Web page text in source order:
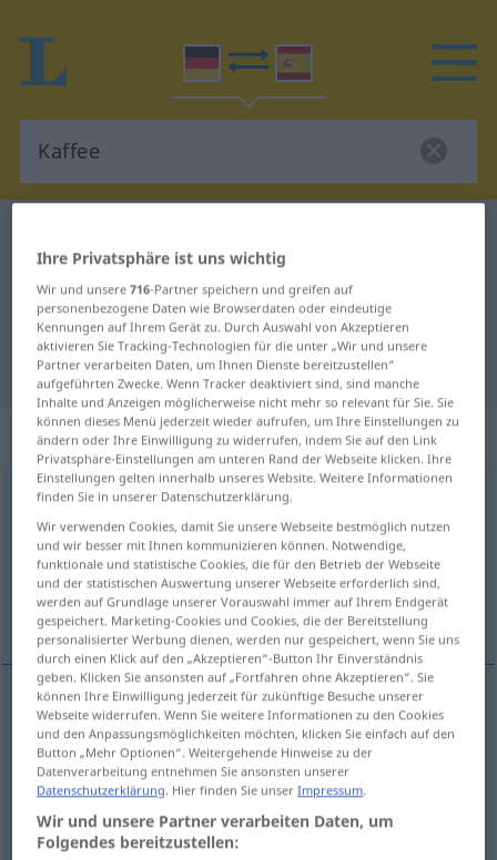
Deutsch-Spanisch Übersetzung für
"Kaffee"
"Kaffee" Spanisch Übersetzung
„Kaffee“: Maskulinum
Kaffee [ˈkafe] [kaˈfeː]m <Kaffees;Kaffees
Übersicht aller Übersetzungen
(Für mehr Details die Übersetzung anklicken/antippen)
café Weitere Beispiele...
cafém Kaffee
Beispiele
das ist kalter Kaffee
Ihre Privatsphäre ist uns wichtig
Wir und unsere716-Partner speichern und greifen auf
personenbezogene Daten wie Browserdaten oder eindeutige
Kennungen auf Ihrem Gerät zu. Durch Auswahl von Akzeptieren
aktivieren Sie Tracking-Technologien für die unter „Wir und unsere
Partner verarbeiten Daten, um Ihnen Dienste bereitzustellen“
aufgeführten Zwecke. Wenn Tracker deaktiviert sind, sind manche
Inhalte und Anzeigen möglicherweise nicht mehr so relevant für Sie. Sie
können dieses Menü jederzeit wieder aufrufen, um Ihre Einstellungen zu
ändern oder Ihre Einwilligung zu widerrufen, indem Sie auf den Link
Privatsphäre-Einstellungen am unteren Rand der Webseite klicken. Ihre
Einstellungen gelten innerhalb unseres Website. Weitere Informationen
finden Sie in unserer Datenschutzerklärung.
Wir verwenden Cookies, damit Sie unsere Webseite bestmöglich nutzen
und wir besser mit Ihnen kommunizieren können. Notwendige,
funktionale und statistische Cookies, die für den Betrieb der Webseite
und der statistischen Auswertung unserer Webseite erforderlich sind,
werden auf Grundlage unserer Vorauswahl immer auf Ihrem Endgerät
gespeichert. Marketing-Cookies und Cookies, die der Bereitstellung
personalisierter Werbung dienen, werden nur gespeichert, wenn Sie uns
durch einen Klick auf den „Akzeptieren“-Button Ihr Einverständnis
geben. Klicken Sie ansonsten auf „Fortfahren ohne Akzeptieren“. Sie
können Ihre Einwilligung jederzeit für zukünftige Besuche unserer
Webseite widerrufen. Wenn Sie weitere Informationen zu den Cookies
und den Anpassungsmöglichkeiten möchten, klicken Sie einfach auf den
Button „Mehr Optionen“. Weitergehende Hinweise zu der
Datenverarbeitung entnehmen Sie ansonsten unserer
Datenschutzerklärung. Hier finden Sie unserImpressum.
Wir und unsere Partner verarbeiten Daten, um
Folgendes bereitzustellen: